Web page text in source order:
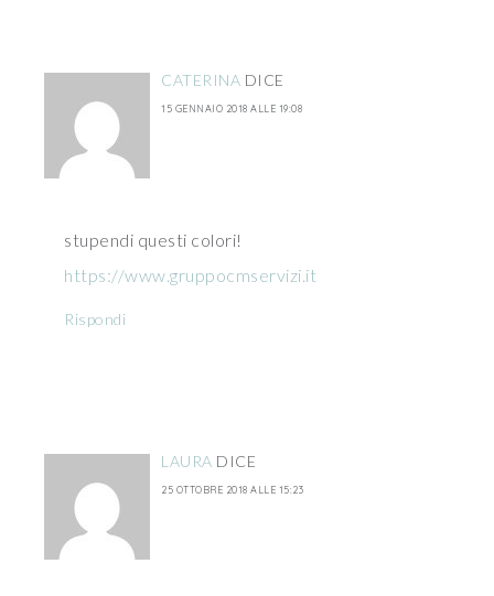
CATERINA DICE
15 GENNAIO 2018 ALLE 19:08
stupendi questi colori!
https://www.gruppocmservizi.it
Rispondi
LAURA DICE
25 OTTOBRE 2018 ALLE 15:23